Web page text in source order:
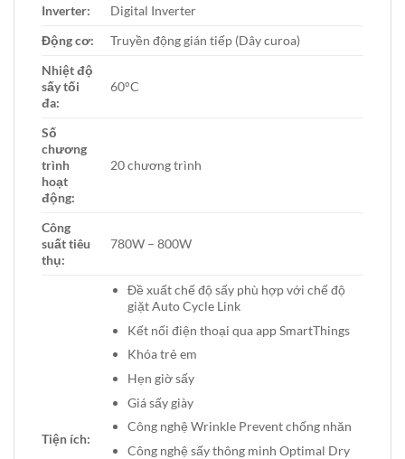
Inverter:
Digital Inverter
Động cơ:
Truyền động gián tiếp (Dây curoa)
Nhiệt độ
sấy tối
đa:
60°C
Số
chương
trình
hoạt
động:
20 chương trình
Công
suất tiêu
thụ:
780W – 800W
Tiện ích:
Đề xuất chế độ sấy phù hợp với chế độ
giặt Auto Cycle Link
Kết nối điện thoại qua app SmartThings
Khóa trẻ em
Hẹn giờ sấy
Giá sấy giày
Công nghệ Wrinkle Prevent chống nhăn
Công nghệ sấy thông minh Optimal Dry